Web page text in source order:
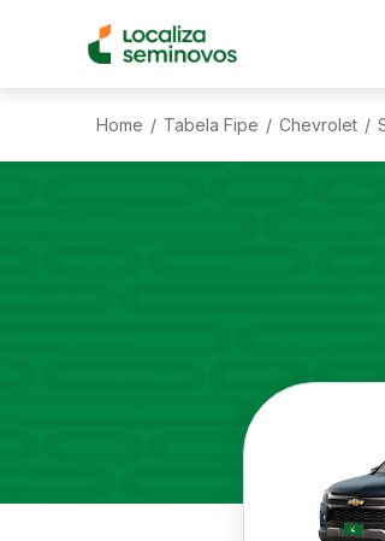
Home / Tabela Fipe / Chevrolet /